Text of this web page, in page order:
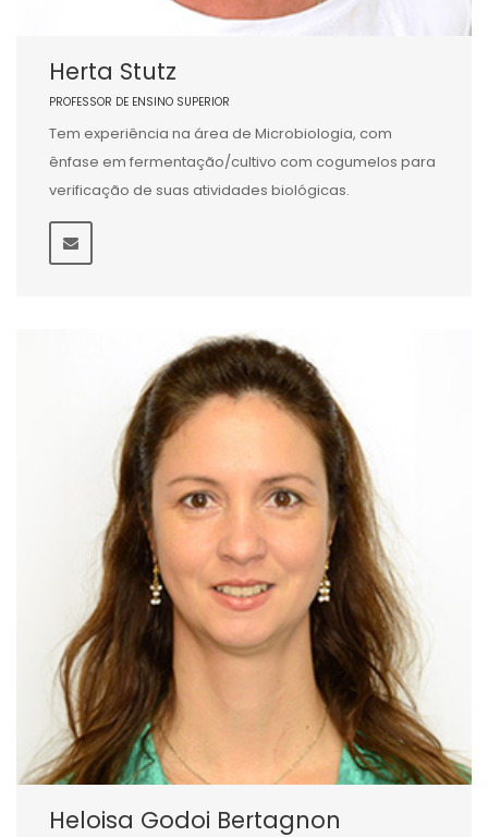
Herta Stutz
PROFESSOR DE ENSINO SUPERIOR
Tem experiência na área de Microbiologia, com
ênfase em fermentação/cultivo com cogumelos para
verificação de suas atividades biológicas.
Heloisa Godoi Bertagnon